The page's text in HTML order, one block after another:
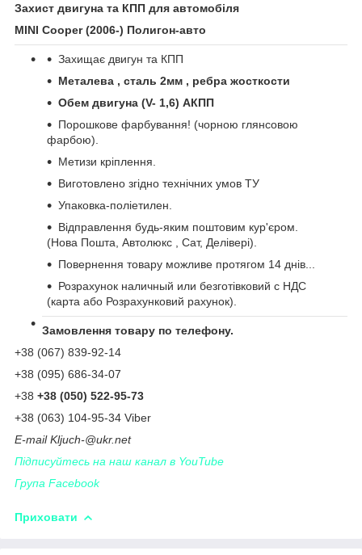
Захист двигуна та КПП для автомобіля
MINI Cooper (2006-) Полигон-авто
Захищає двигун та КПП
Металева , сталь 2мм , ребра жосткости
Обем двигуна (V- 1,6) АКПП
Порошкове фарбування! (чорною глянсовою
фарбою).
Метизи кріплення.
Виготовлено згідно технічних умов ТУ
Упаковка-поліетилен.
Відправлення будь-яким поштовим кур'єром.
(Нова Пошта, Автолюкс , Сат, Делівері).
Повернення товару можливе протягом 14 днів...
Розрахунок наличный или безготівковий с НДС
(карта або Розрахунковий рахунок).
Замовлення товару по телефону.
+38 (067) 839-92-14
+38 (095) 686-34-07
+38 +38 (050) 522-95-73
+38 (063) 104-95-34 Viber
Е-mail Kljuch-@ukr.net
Підписуйтесь на наш канал в YouTube
Група Facebook
Приховати